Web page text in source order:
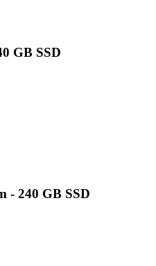
GB SSD
- 240 GB SSD